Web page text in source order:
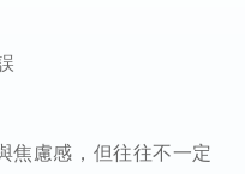
焦慮感，但往往不一定